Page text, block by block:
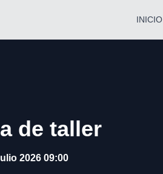
INICIO
de taller
2026 09:00